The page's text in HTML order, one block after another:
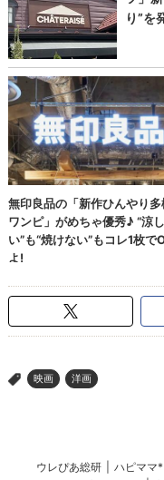
> 映画 洋画
ウレぴあ総研 ハピママ*